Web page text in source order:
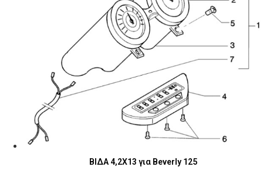
ΒΙΔΑ 4,2X13 για Beverly 125